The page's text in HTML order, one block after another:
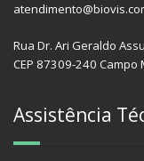
Rua Dr. Ari Geraldo
CEP 87309-240 Campo
Assistência